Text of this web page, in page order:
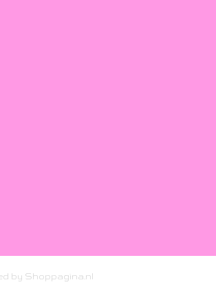
by Shoppagina.nl